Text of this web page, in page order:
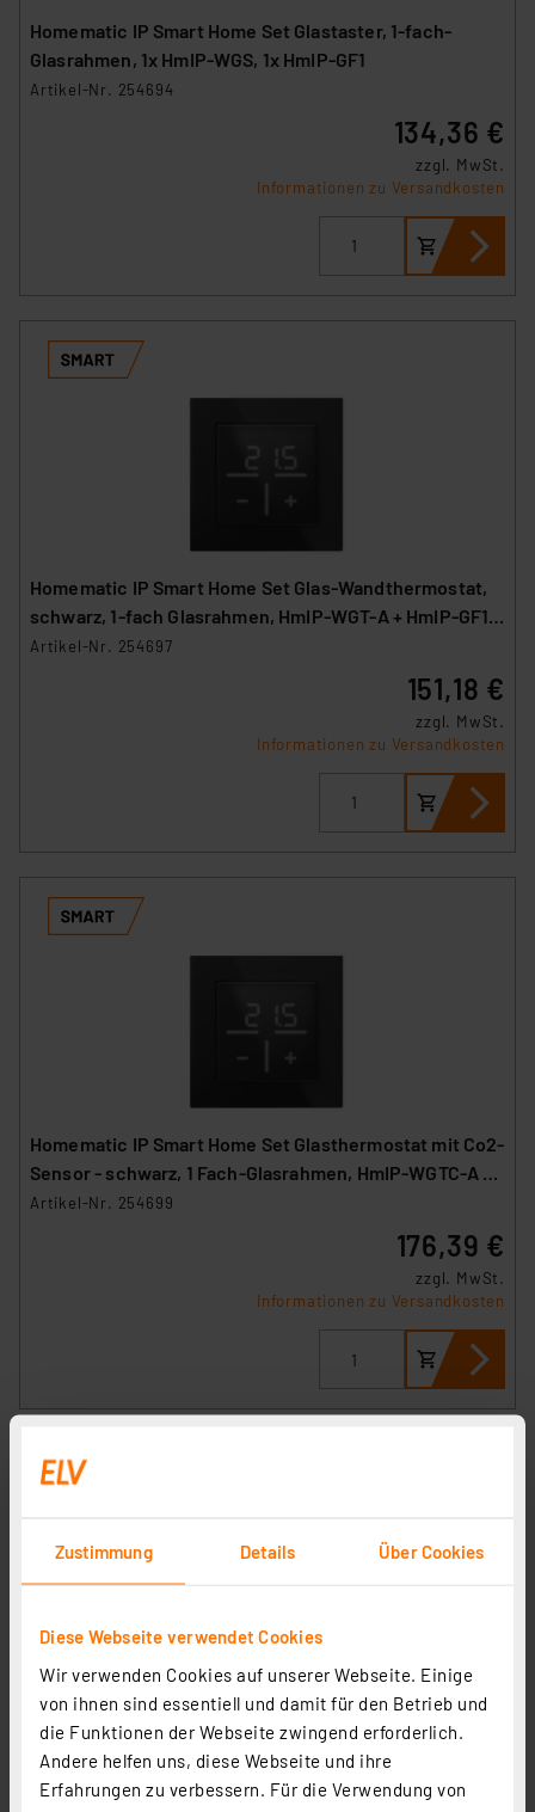
Zustimmung Details Über Cookies
Diese Webseite verwendet Cookies
Wir verwenden Cookies auf unserer Webseite. Einige
von ihnen sind essentiell und damit für den Betrieb und
die Funktionen der Webseite zwingend erforderlich.
Andere helfen uns, diese Webseite und ihre
Erfahrungen zu verbessern. Für die Verwendung von
Homematic IP Smart Home Set Glastaster, 1-fach-
Glasrahmen, 1x HmIP-WGS, 1x HmIP-GF1
Artikel-Nr. 254694
134,36 €
zzgl. MwSt.
Informationen zu Versandkosten
Homematic IP Smart Home Set Glas-Wandthermostat,
schwarz, 1-fach Glasrahmen, HmIP-WGT-A + HmIP-GF1-
A
Artikel-Nr. 254697
151,18 €
zzgl. MwSt.
Informationen zu Versandkosten
Homematic IP Smart Home Set Glasthermostat mit Co2-
Sensor - schwarz, 1 Fach-Glasrahmen, HmIP-WGTC-A +
HmIP-GF1-A
Artikel-Nr. 254699
176,39 €
zzgl. MwSt.
Informationen zu Versandkosten
Homematic IP Smart Home Set Glas-Wandthermostat,
weiß, 1-fach Glasrahmen, HmIP-WGT + HmIP-GF1
Artikel-Nr. 254696
151,18 €